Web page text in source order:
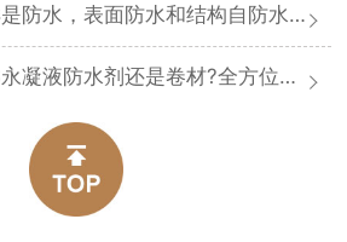
水，表面防水和结构自防水差在哪
液防水剂还是卷材?全方位对比分析